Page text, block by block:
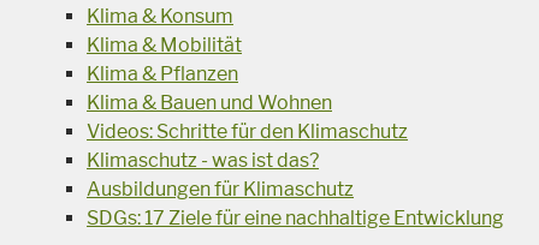
Klima & Konsum
Klima & Mobilität
Klima & Pflanzen
Klima & Bauen und Wohnen
Videos: Schritte für den Klimaschutz
Klimaschutz - was ist das?
Ausbildungen für Klimaschutz
SDGs: 17 Ziele für eine nachhaltige Entwicklung